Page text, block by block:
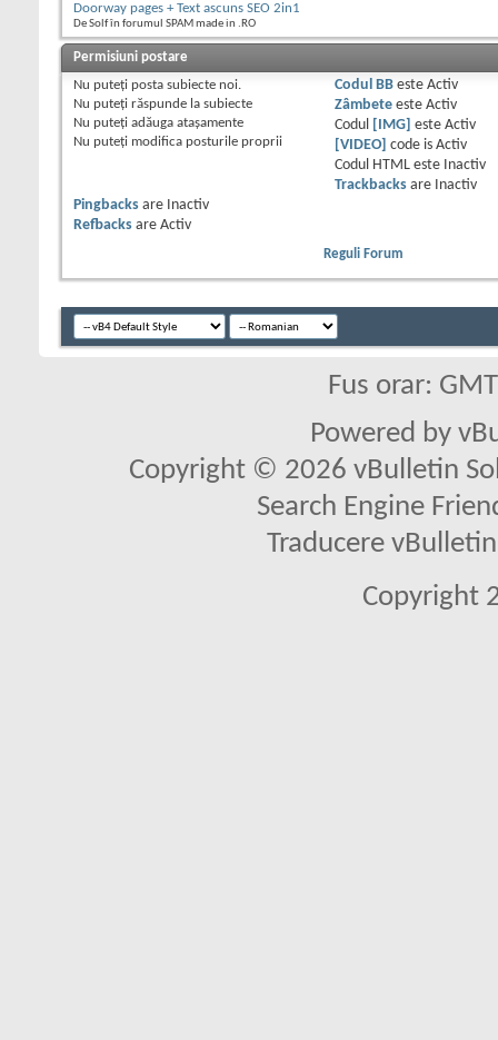
Doorway pages + Text ascuns SEO 2in1
De Solf în forumul SPAM made in .RO
Permisiuni postare
Nu puteţi posta subiecte noi.
Nu puteţi răspunde la subiecte
Nu puteţi adăuga ataşamente
Nu puteţi modifica posturile proprii
Codul BBeste Activ
Zâmbeteeste Activ
Codul
[IMG] este Activ
[VIDEO]
code is Activ
Codul HTML este
Inactiv
Trackbacksare
Inactiv
Pingbacks are
Inactiv
Refbacks are Activ
Reguli Forum
Fus orar:
Powered by
Copyright © 2026 vBulletin
Search Engine
Traducere
Copyright